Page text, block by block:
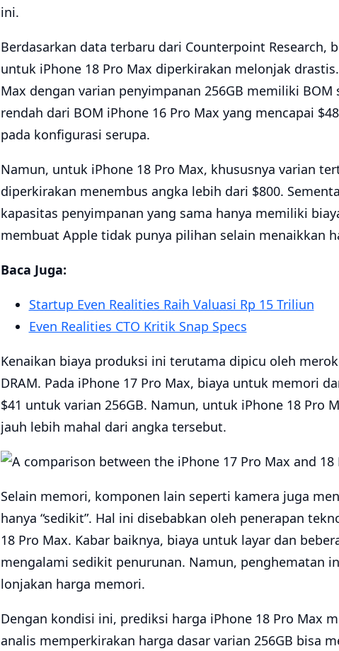
ini.
Berdasarkan data terbaru dari Counterpoint Research,
untuk iPhone 18 Pro Max diperkirakan melonjak
Max dengan varian penyimpanan 256GB memiliki
rendah dari BOM iPhone 16 Pro Max yang mencapai
pada konfigurasi serupa.
Namun, untuk iPhone 18 Pro Max, khususnya varian
diperkirakan menembus angka lebih dari $800.
kapasitas penyimpanan yang sama hanya memiliki
membuat Apple tidak punya pilihan selain menaikkan
Baca Juga:
Startup Even Realities Raih Valuasi Rp 15 Triliun
Even Realities CTO Kritik Snap Specs
Kenaikan biaya produksi ini terutama dipicu oleh
DRAM. Pada iPhone 17 Pro Max, biaya untuk memori
$41 untuk varian 256GB. Namun, untuk iPhone 18 Pro
jauh lebih mahal dari angka tersebut.
Selain memori, komponen lain seperti kamera juga
hanya “sedikit”. Hal ini disebabkan oleh penerapan
18 Pro Max. Kabar baiknya, biaya untuk layar dan
mengalami sedikit penurunan. Namun, penghematan
lonjakan harga memori.
Dengan kondisi ini, prediksi harga iPhone 18 Pro Max
analis memperkirakan harga dasar varian 256GB bisa